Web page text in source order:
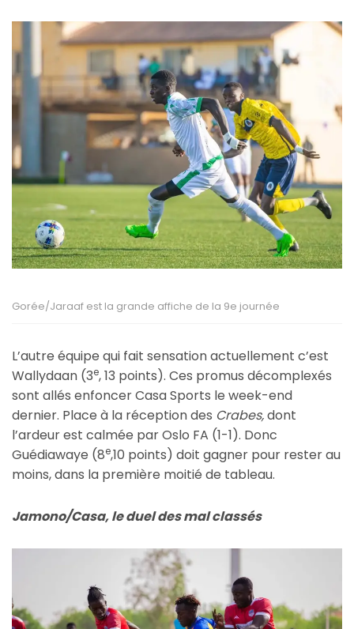
Gorée/Jaraaf est la grande affiche de la 9e journée
L’autre équipe qui fait sensation actuellement c’est
Wallydaan (3e, 13 points). Ces promus décomplexés
sont allés enfoncer Casa Sports le week-end
dernier. Place à la réception des Crabes,dont
l’ardeur est calmée par Oslo FA (1-1). Donc
Guédiawaye (8e,10 points) doit gagner pour rester au
moins, dans la première moitié de tableau.
Jamono/Casa, le duel des mal classés